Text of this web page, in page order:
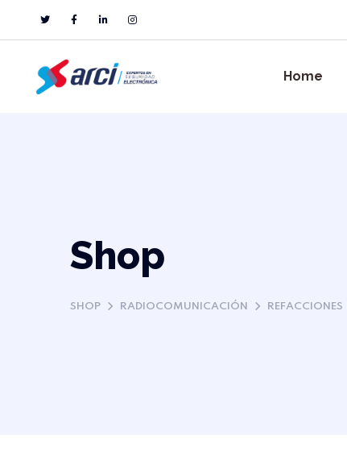
Home
Shop
SHOP RADIOCOMUNICACIÓN REFACCIONES